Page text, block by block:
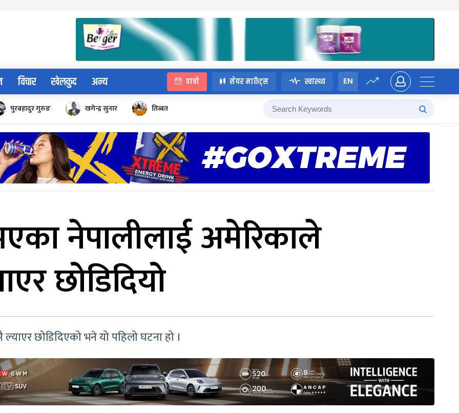
विचार खेलकुद अन्य पात्रो सेयर मार्केट्स स्वास्थ्य EN
पुरबहादुर गुरुङ खगेन्द्र सुनार तिब्बत
नेपालीलाई अमेरिकाले
छोडिदियो
छोडिदिएको भने यो पहिलो घटना हो ।